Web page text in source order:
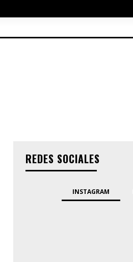
REDES SOCIALES
INSTAGRAM